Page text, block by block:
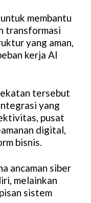
membantu
transformasi
yang aman,
kerja AI
tersebut
yang
pusat
digital,
bisnis.
ancaman siber
melainkan
sistem